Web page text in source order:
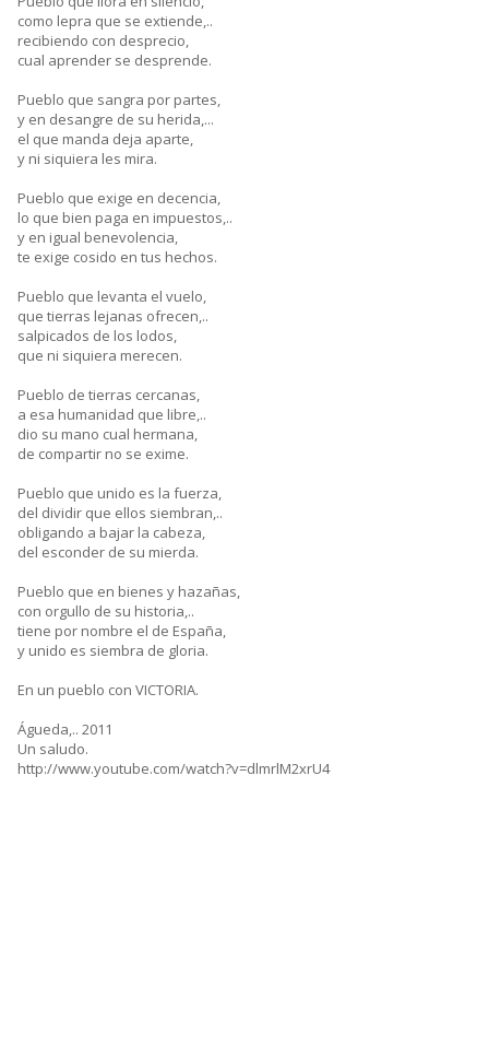
como lepra que se extiende,..
recibiendo con desprecio,
cual aprender se desprende.
Pueblo que sangra por partes,
y en desangre de su herida,...
el que manda deja aparte,
y ni siquiera les mira.
Pueblo que exige en decencia,
lo que bien paga en impuestos,..
y en igual benevolencia,
te exige cosido en tus hechos.
Pueblo que levanta el vuelo,
que tierras lejanas ofrecen,..
salpicados de los lodos,
que ni siquiera merecen.
Pueblo de tierras cercanas,
a esa humanidad que libre,..
dio su mano cual hermana,
de compartir no se exime.
Pueblo que unido es la fuerza,
del dividir que ellos siembran,..
obligando a bajar la cabeza,
del esconder de su mierda.
Pueblo que en bienes y hazañas,
con orgullo de su historia,..
tiene por nombre el de España,
y unido es siembra de gloria.
En un pueblo con VICTORIA.
Águeda,.. 2011
Un saludo.
http://www.youtube.com/watch?v=dlmrlM2xrU4